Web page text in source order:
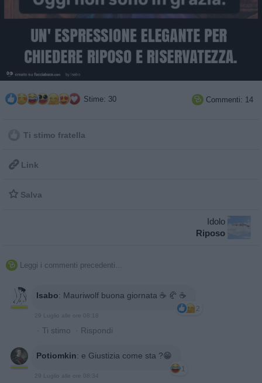
Stime: 30  Commenti: 14
Ti stimo fratella
 Link
 Salva
Idolo
Riposo
 Leggi i commenti precedenti...
Isabo: Mauriwolf buona giornata ☕️ 🥐 ☕️
2
29 Luglio alle ore 08:18
· Ti stimo · Rispondi
Potiomkin: e Giustizia come sta ?😁
1
29 Luglio alle ore 08:34